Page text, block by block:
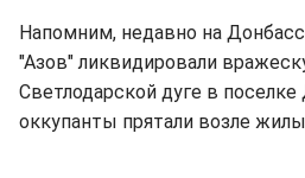
Напомним, недавно на
"Азов" ликвидировали
Светлодарской дуге в
оккупанты прятали возле